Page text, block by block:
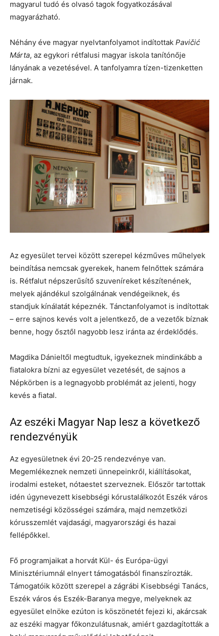
magyarul tudó és olvasó tagok fogyatkozásával
magyarázható.
Néhány éve magyar nyelvtanfolyamot indítottak Pavičić
Márta, az egykori rétfalusi magyar iskola tanítónője
lányának a vezetésével. A tanfolyamra tízen-tizenketten
járnak.
Az egyesület tervei között szerepel kézműves műhelyek
beindítása nemcsak gyerekek, hanem felnőttek számára
is. Rétfalut népszerűsítő szuveníreket készítenének,
melyek ajándékul szolgálnának vendégeiknek, és
standjuk kínálatát képeznék. Tánctanfolyamot is indítottak
– erre sajnos kevés volt a jelentkező, de a vezetők bíznak
benne, hogy ősztől nagyobb lesz iránta az érdeklődés.
Magdika Dánieltől megtudtuk, igyekeznek mindinkább a
fiatalokra bízni az egyesület vezetését, de sajnos a
Népkörben is a legnagyobb problémát az jelenti, hogy
kevés a fiatal.
Az eszéki Magyar Nap lesz a következő
rendezvényük
Az egyesületnek évi 20-25 rendezvénye van.
Megemlékeznek nemzeti ünnepeinkről, kiállításokat,
irodalmi esteket, nótaestet szerveznek. Először tartottak
idén úgynevezett kisebbségi kórustalálkozót Eszék város
nemzetiségi közösségei számára, majd nemzetközi
kórusszemlét vajdasági, magyarországi és hazai
fellépőkkel.
Fő programjaikat a horvát Kül- és Európa-ügyi
Minisztériumnál elnyert támogatásból finanszírozták.
Támogatóik között szerepel a zágrábi Kisebbségi Tanács,
Eszék város és Eszék-Baranya megye, melyeknek az
egyesület elnöke ezúton is köszönetét fejezi ki, akárcsak
az eszéki magyar főkonzulátusnak, amiért gazdagították a